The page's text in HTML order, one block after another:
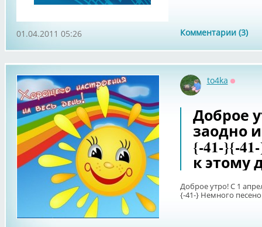
Комментарии (3)
01.04.2011 05:26
to4ka
Доброе
заодно
{-41-}{-
к этому
Доброе утро! С 1
{-41-} Немного